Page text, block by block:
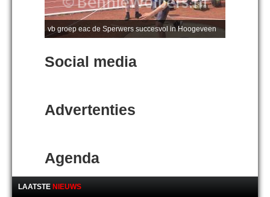
vb groep eac de Sperwers succesvol in Hoogeveen
Social media
Advertenties
Agenda
LAATSTE NIEUWS